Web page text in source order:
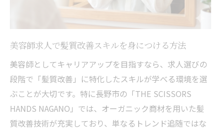
美容師求人で髪質改善スキルを身につける方法
美容師としてキャリアアップを目指すなら、求人選びの
段階で「髪質改善」に特化したスキルが学べる環境を選
ぶことが大切です。特に長野市の「THE SCISSORS
HANDS NAGANO」では、オーガニック商材を用いた髪
質改善技術が充実しており、単なるトレンド追随ではな